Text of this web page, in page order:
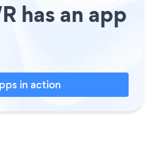
has an app
in action